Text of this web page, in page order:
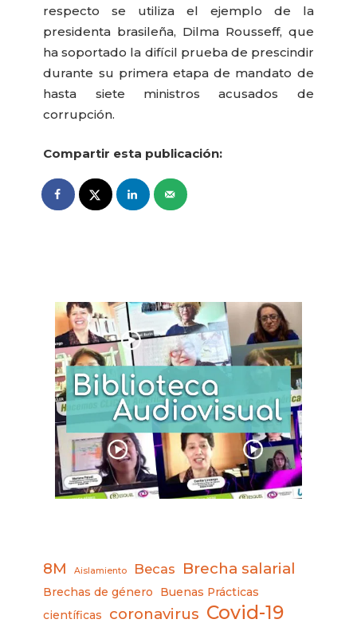
respecto se utiliza el ejemplo de la
presidenta brasileña, Dilma Rousseff, que
ha soportado la difícil prueba de prescindir
durante su primera etapa de mandato de
hasta siete ministros acusados de
corrupción.
Compartir esta publicación:
8M Aislamiento Becas Brecha salarial
Brechas de género
Buenas Prácticas
científicas
coronavirus Covid-19